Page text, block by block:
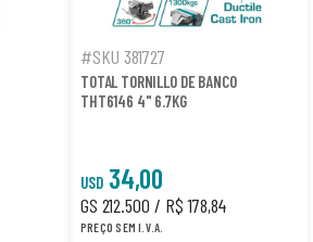
#SKU 381727
TOTAL TORNILLO DE BANCO
THT6146 4" 6.7KG
USD 34,00
GS 212.500 / R$ 178,84
PREÇO SEM I.V.A.